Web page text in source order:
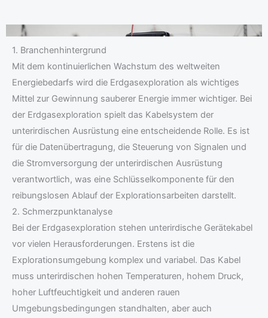
1. Branchenhintergrund
Mit dem kontinuierlichen Wachstum des weltweiten
Energiebedarfs wird die Erdgasexploration als wichtiges
Mittel zur Gewinnung sauberer Energie immer wichtiger. Bei
der Erdgasexploration spielt das Kabelsystem der
unterirdischen Ausrüstung eine entscheidende Rolle. Es ist
für die Datenübertragung, die Steuerung von Signalen und
die Stromversorgung der unterirdischen Ausrüstung
verantwortlich, was eine Schlüsselkomponente für den
reibungslosen Ablauf der Explorationsarbeiten darstellt.
2. Schmerzpunktanalyse
Bei der Erdgasexploration stehen unterirdische Gerätekabel
vor vielen Herausforderungen. Erstens ist die
Explorationsumgebung komplex und variabel. Das Kabel
muss unterirdischen hohen Temperaturen, hohem Druck,
hoher Luftfeuchtigkeit und anderen rauen
Umgebungsbedingungen standhalten, aber auch